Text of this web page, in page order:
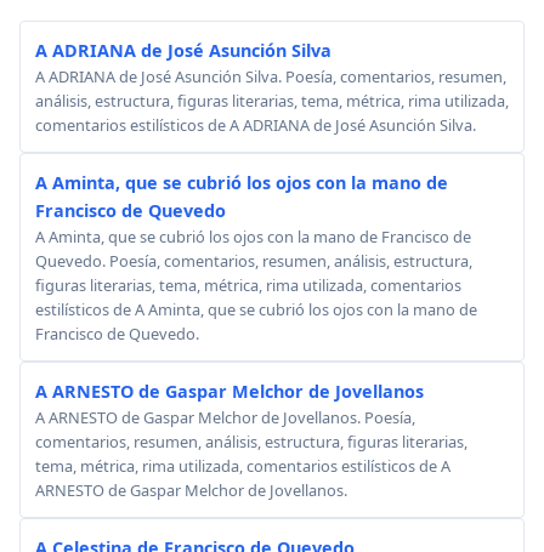
A ADRIANA de José Asunción Silva
A ADRIANA de José Asunción Silva. Poesía, comentarios, resumen,
análisis, estructura, figuras literarias, tema, métrica, rima utilizada,
comentarios estilísticos de A ADRIANA de José Asunción Silva.
A Aminta, que se cubrió los ojos con la mano de
Francisco de Quevedo
A Aminta, que se cubrió los ojos con la mano de Francisco de
Quevedo. Poesía, comentarios, resumen, análisis, estructura,
figuras literarias, tema, métrica, rima utilizada, comentarios
estilísticos de A Aminta, que se cubrió los ojos con la mano de
Francisco de Quevedo.
A ARNESTO de Gaspar Melchor de Jovellanos
A ARNESTO de Gaspar Melchor de Jovellanos. Poesía,
comentarios, resumen, análisis, estructura, figuras literarias,
tema, métrica, rima utilizada, comentarios estilísticos de A
ARNESTO de Gaspar Melchor de Jovellanos.
A Celestina de Francisco de Quevedo